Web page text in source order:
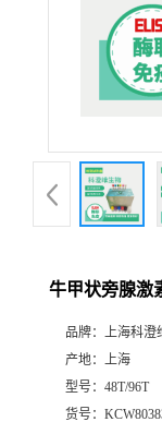
牛甲状旁腺激
品牌：
上海科
产地：
上海
型号： 48T/96T
货号：